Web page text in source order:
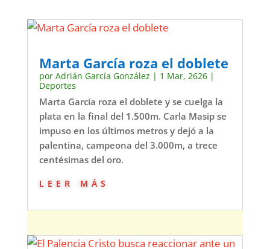
Marta García roza el doblete
por Adrián García González | 1 Mar, 2626|
Deportes
Marta García roza el doblete y se cuelga la
plata en la final del 1.500m. Carla Masip se
impuso en los últimos metros y dejó a la
palentina, campeona del 3.000m, a trece
centésimas del oro.
leer más